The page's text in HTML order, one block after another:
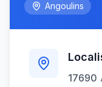
Angoulins
17690